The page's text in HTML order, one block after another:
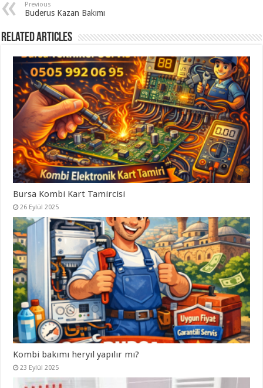
Previous
Buderus Kazan Bakımı
Related Articles
Bursa Kombi Kart Tamircisi
26 Eylül 2025
Kombi bakımı heryıl yapılır mı?
23 Eylül 2025